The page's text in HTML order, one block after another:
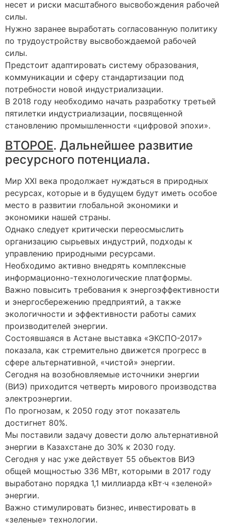
несет и риски масштабного высвобождения рабочей
силы.
Нужно заранее выработать согласованную политику
по трудоустройству высвобождаемой рабочей
силы.
Предстоит адаптировать систему образования,
коммуникации и сферу стандартизации под
потребности новой индустриализации.
В 2018 году необходимо начать разработку третьей
пятилетки индустриализации, посвященной
становлению промышленности «цифровой эпохи».
ВТОРОЕ. Дальнейшее развитие
ресурсного потенциала.
Мир XXI века продолжает нуждаться в природных
ресурсах, которые и в будущем будут иметь особое
место в развитии глобальной экономики и
экономики нашей страны.
Однако следует критически переосмыслить
организацию сырьевых индустрий, подходы к
управлению природными ресурсами.
Необходимо активно внедрять комплексные
информационно-технологические платформы.
Важно повысить требования к энергоэффективности
и энергосбережению предприятий, а также
экологичности и эффективности работы самих
производителей энергии.
Состоявшаяся в Астане выставка «ЭКСПО-2017»
показала, как стремительно движется прогресс в
сфере альтернативной, «чистой» энергии.
Сегодня на возобновляемые источники энергии
(ВИЭ) приходится четверть мирового производства
электроэнергии.
По прогнозам, к 2050 году этот показатель
достигнет 80%.
Мы поставили задачу довести долю альтернативной
энергии в Казахстане до 30% к 2030 году.
Сегодня у нас уже действует 55 объектов ВИЭ
общей мощностью 336 МВт, которыми в 2017 году
выработано порядка 1,1 миллиарда кВт∙ч «зеленой»
энергии.
Важно стимулировать бизнес, инвестировать в
«зеленые» технологии.